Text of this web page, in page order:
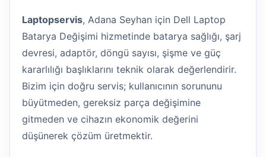
Laptopservis, Adana Seyhan için Dell Laptop
Batarya Değişimi hizmetinde batarya sağlığı, şarj
devresi, adaptör, döngü sayısı, şişme ve güç
kararlılığı başlıklarını teknik olarak değerlendirir.
Bizim için doğru servis; kullanıcının sorununu
büyütmeden, gereksiz parça değişimine
gitmeden ve cihazın ekonomik değerini
düşünerek çözüm üretmektir.